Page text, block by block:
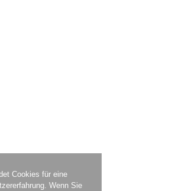
Cookies für eine
Wenn Sie